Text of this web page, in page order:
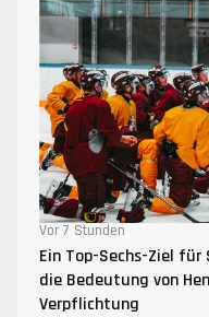
Vor 7 Stunden
Ein Top-Sechs-Ziel
die Bedeutung von
Verpflichtung